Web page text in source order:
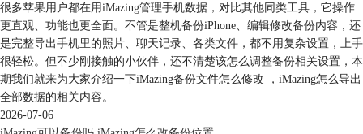
很多苹果用户都在用iMazing管理手机数据，对比其他同类工具，它操作
更直观、功能也更全面。不管是整机备份iPhone、编辑修改备份内容，还
是完整导出手机里的照片、聊天记录、各类文件，都不用复杂设置，上手
很轻松。但不少刚接触的小伙伴，还不清楚该怎么调整备份相关设置，本
期我们就来为大家介绍一下iMazing备份文件怎么修改 ，iMazing怎么导出
全部数据的相关内容。
2026-07-06